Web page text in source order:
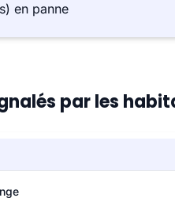
en panne
par les